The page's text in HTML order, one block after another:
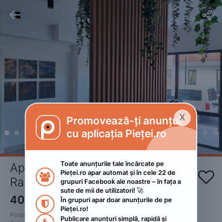
 
Apartament Amalia 2 camere
Rasnov

400 RON
• Negociabil
Postat
2023. octombrie 16.
X
Promovează-ți anunțul
cu aplicația Pieței.ro

Toate anunțurile tale încărcate pe
Pieței.ro apar automat și în cele 22 de
grupuri Facebook ale noastre – în fața a
sute de mii de utilizatori! 🚀

În grupuri apar doar anunțurile de pe
Pieței.ro!
Publicare anunțuri simplă, rapidă și